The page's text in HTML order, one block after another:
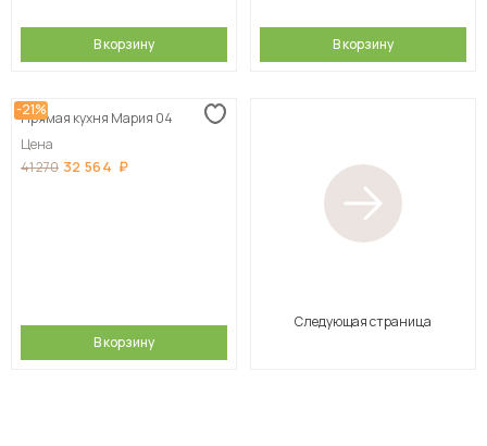
В корзину В корзину
-21%
Прямая кухня Мария 04
Цена
41 270 32 564
В корзину
Следующая страница